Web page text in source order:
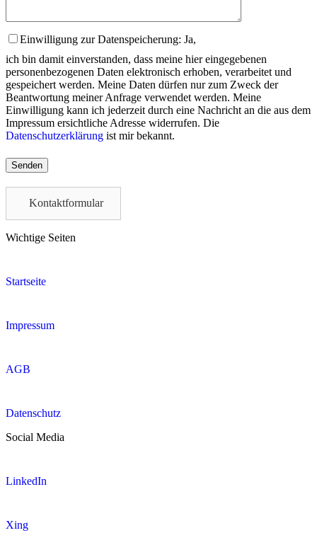
Einwilligung zur Datenspeicherung: Ja,
ich bin damit einverstanden, dass meine hier eingegebenen
personenbezogenen Daten elektronisch erhoben, verarbeitet und
gespeichert werden. Meine Daten dürfen nur zum Zweck der
Beantwortung meiner Anfrage verwendet werden. Meine
Einwilligung kann ich jederzeit durch eine Nachricht an die aus dem
Impressum ersichtliche Adresse widerrufen. Die
Datenschutzerklärung ist mir bekannt.
Please
leave
empty.Kontaktformular
Wichtige Seiten
Startseite
Impressum
AGB
Datenschutz
Social Media
LinkedIn
Xing